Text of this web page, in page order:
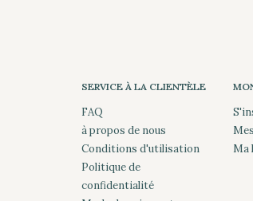
SERVICE À LA CLIENTÈLE
FAQ
à propos de nous
Conditions d'utilisation
Politique de
confidentialité
Ma